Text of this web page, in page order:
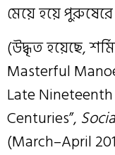
মেয়ে হয়ে
(উদ্ধৃত হয়েছে,
Masterful
Late
Centuries”,
(March–April